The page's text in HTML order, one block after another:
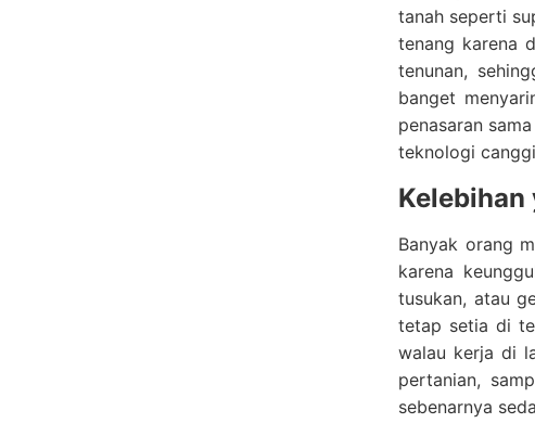
tanah seperti
tenang karena
tenunan,
banget
penasaran
teknologi
Kelebihan
Banyak orang
karena
tusukan, atau
tetap setia di
walau kerja di
pertanian,
sebenarnya